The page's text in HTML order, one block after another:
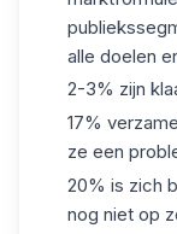
alle doelen
2-3% zijn
17%
ze een
20% is zich
nog niet op